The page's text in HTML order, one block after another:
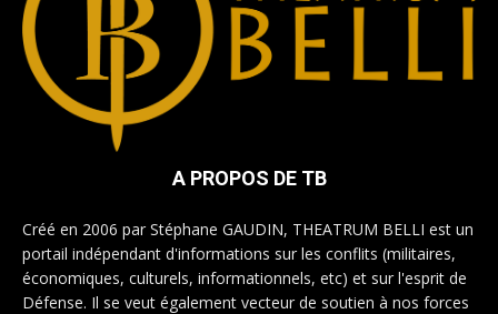
A PROPOS DE TB
Créé en 2006 par Stéphane GAUDIN, THEATRUM BELLI est un
portail indépendant d'informations sur les conflits (militaires,
économiques, culturels, informationnels, etc) et sur l'esprit de
Défense. Il se veut également vecteur de soutien à nos forces